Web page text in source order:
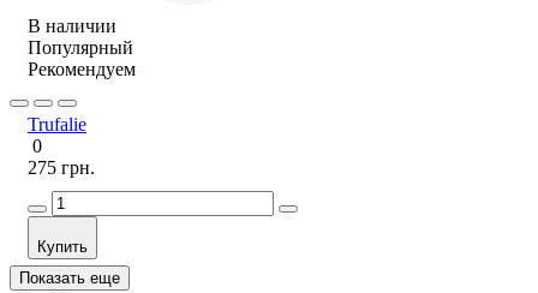
В наличии
Популярный
Рекомендуем
Trufalie
0
275 грн.
Купить
Показать еще